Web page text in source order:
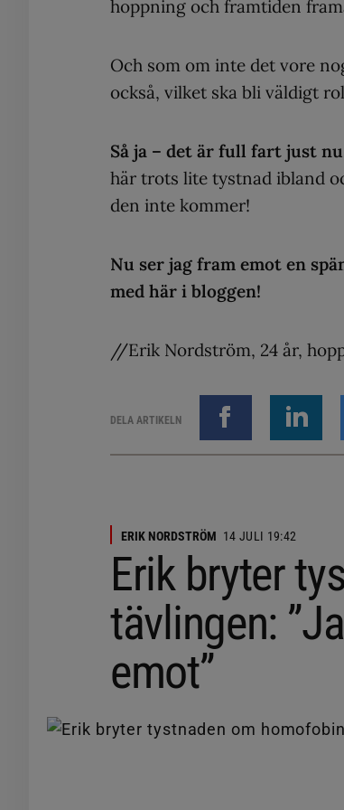
hoppning och framtiden
Och som om inte det vore
också, vilket ska bli väldigt
Så ja – det är full fart just
här trots lite tystnad ibland
den inte kommer!
Nu ser jag fram emot en
med här i bloggen!
//Erik Nordström, 24 år,
DELA ARTIKELN
ERIK NORDSTRÖM 14 JULI 19:42
Erik bryter
tävlingen:
emot”